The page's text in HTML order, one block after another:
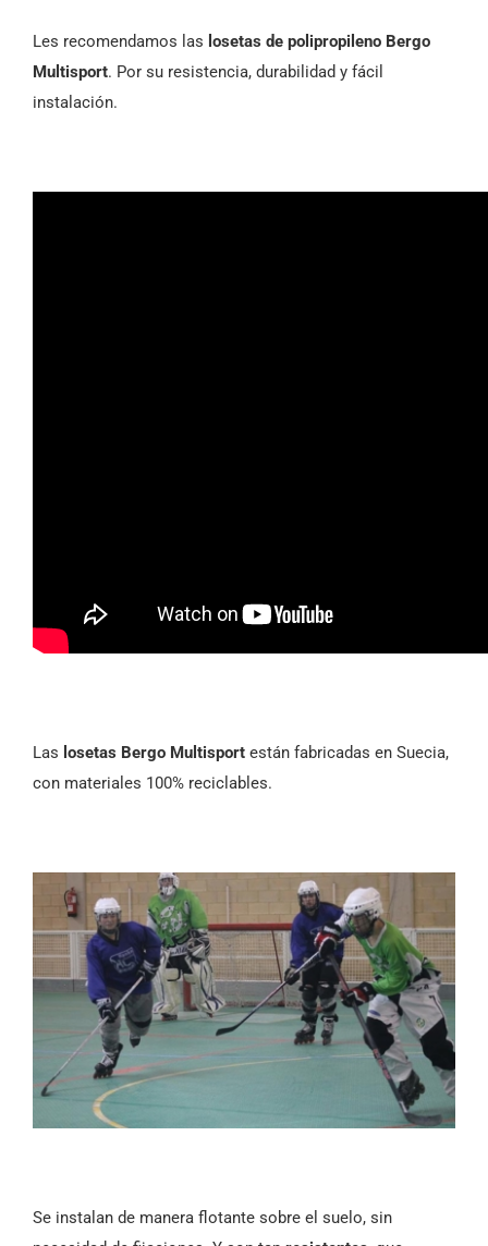
Les recomendamos las losetas de polipropileno Bergo
Multisport. Por su resistencia, durabilidad y fácil
instalación.
Las losetas Bergo Multisport están fabricadas en Suecia,
con materiales 100% reciclables.
Se instalan de manera flotante sobre el suelo, sin